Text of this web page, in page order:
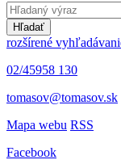
Hľadať
rozšírené
02/45958 130
tomasov@tomasov.sk
Mapa webu RSS
Facebook